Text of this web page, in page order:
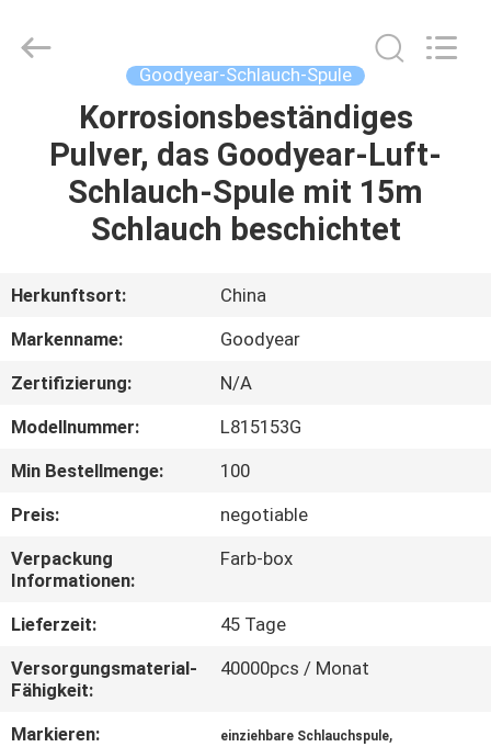
PRODUKTE
ÜBER
FABRIK-
TOUR
QUALITÄTSKONTROLLE
KONTAKTIERE
NACHRICHTEN
Goodyear-Schlauch-Spule
Korrosionsbeständiges
Pulver, das Goodyear-Luft-
Schlauch-Spule mit 15m
Schlauch beschichtet
Herkunftsort:
China
Markenname:
Goodyear
Zertifizierung:
N/A
Modellnummer:
L815153G
Min Bestellmenge:
100
Preis:
negotiable
Verpackung
Informationen:
Farb-box
Lieferzeit:
45 Tage
Versorgungsmaterial-
Fähigkeit:
40000pcs / Monat
Markieren: einziehbare Schlauchspule,